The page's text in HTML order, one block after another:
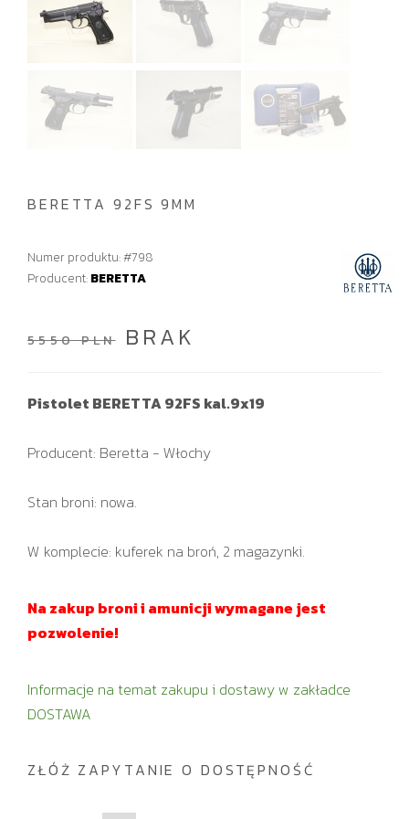
BERETTA 92FS 9MM
Numer produktu: #798
Producent: BERETTA
5550 PLNBRAK
Pistolet BERETTA 92FS kal.9x19
Producent: Beretta - Włochy
Stan broni: nowa.
W komplecie: kuferek na broń, 2 magazynki.
Na zakup broni i amunicji wymagane jest
pozwolenie!
Informacje na temat zakupu i dostawy w zakładce
DOSTAWA
ZŁÓŻ ZAPYTANIE O DOSTĘPNOŚĆ